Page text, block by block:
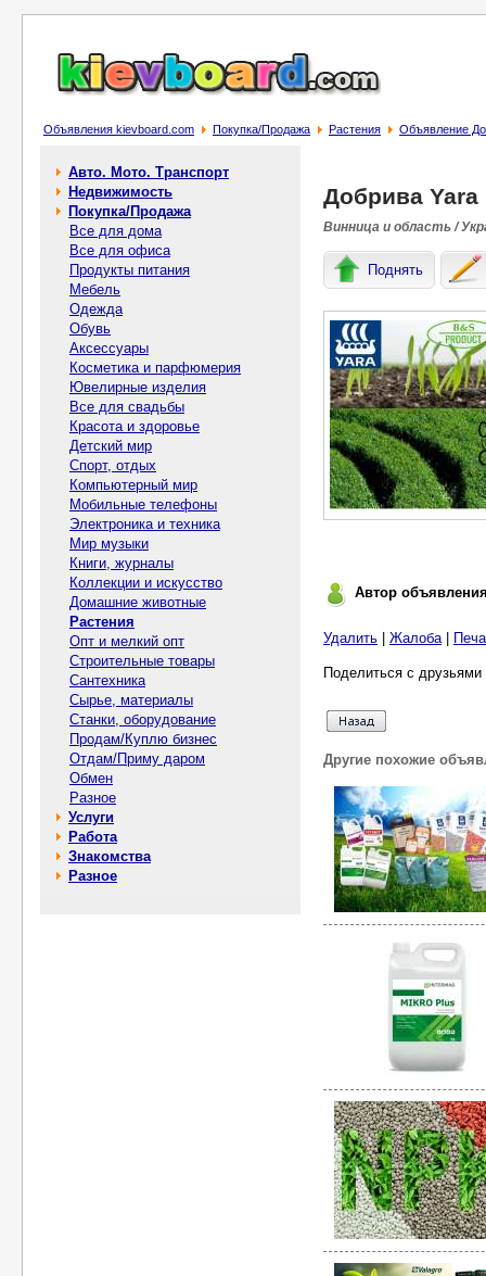
Объявления kievboard.com Покупка/Продажа Растения Объявление
Авто. Мото. Транспорт
Недвижимость
Покупка/Продажа
Все для дома
Все для офиса
Продукты питания
Мебель
Одежда
Обувь
Аксессуары
Косметика и парфюмерия
Ювелирные изделия
Все для свадьбы
Красота и здоровье
Детский мир
Спорт, отдых
Компьютерный мир
Мобильные телефоны
Электроника и техника
Мир музыки
Книги, журналы
Коллекции и искусство
Домашние животные
Растения
Опт и мелкий опт
Строительные товары
Сантехника
Сырье, материалы
Станки, оборудование
Продам/Куплю бизнес
Отдам/Приму даром
Обмен
Разное
Услуги
Работа
Знакомства
Разное
Добрива Yara
Винница и область /
Поднять
Автор
Удалить Жалоба|
Поделиться с
Другие похожие